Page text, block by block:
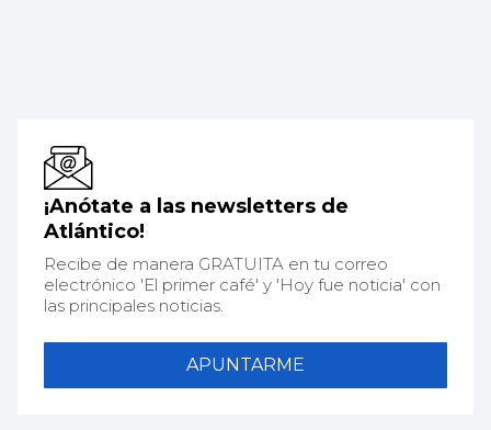
¡Anótate a las newsletters de
Atlántico!
Recibe de manera GRATUITA en tu correo
electrónico 'El primer café' y 'Hoy fue noticia' con
las principales noticias.
APUNTARME